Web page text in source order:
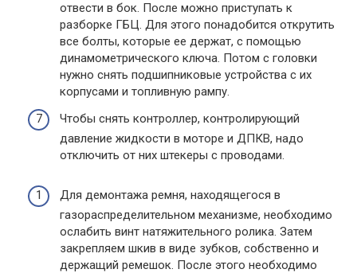
отвести в бок. После можно приступать к
разборке ГБЦ. Для этого понадобится открутить
все болты, которые ее держат, с помощью
динамометрического ключа. Потом с головки
нужно снять подшипниковые устройства с их
корпусами и топливную рампу.
Чтобы снять контроллер, контролирующий
давление жидкости в моторе и ДПКВ, надо
отключить от них штекеры с проводами.
Для демонтажа ремня, находящегося в
газораспределительном механизме, необходимо
ослабить винт натяжительного ролика. Затем
закрепляем шкив в виде зубков, собственно и
держащий ремешок. После этого необходимо